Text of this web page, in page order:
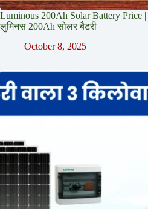
Luminous 200Ah Solar Battery Price​
लुमिनस 200Ah सोलर बैटरी
October 8, 2025